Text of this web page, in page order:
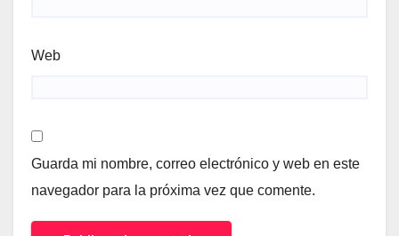
Web
Guarda mi nombre, correo electrónico y web en este
navegador para la próxima vez que comente.